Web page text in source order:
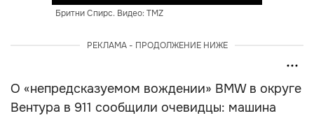
Бритни Спирс. Видео: TMZ
РЕКЛАМА - ПРОДОЛЖЕНИЕ НИЖЕ
О «непредсказуемом вождении» BMW в округе
Вентура в 911 сообщили очевидцы: машина